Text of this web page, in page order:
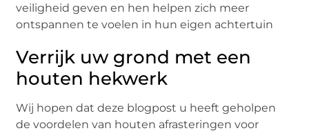
veiligheid geven en hen helpen zich meer
ontspannen te voelen in hun eigen achtertuin
Verrijk uw grond met een
houten hekwerk
Wij hopen dat deze blogpost u heeft geholpen
de voordelen van houten afrasteringen voor